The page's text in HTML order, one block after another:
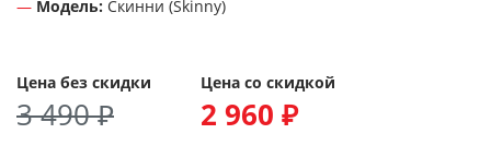
Модель: Скинни (Skinny)
Цена без скидки
3 490 ₽
Цена со скидкой
2 960 ₽